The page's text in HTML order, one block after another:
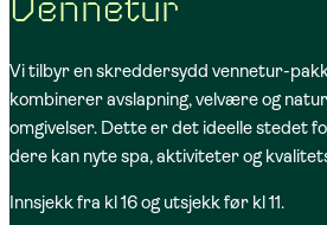
Vennetur
Vi tilbyr en skreddersydd vennetur-
kombinerer avslapning, velvære og
omgivelser. Dette er det ideelle stedet
dere kan nyte spa, aktiviteter og
Innsjekk fra kl 16 og utsjekk før kl 11.